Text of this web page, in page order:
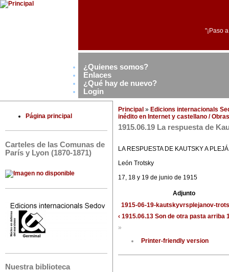
"¡Paso
¿Quienes somos?
Enlaces
¿Qué hay de nuevo?
Login
Página principal
Carteles de las Comunas de
París y Lyon (1870-1871)
Nuestra biblioteca
Principal » Edicions internacionals
inédito en Internet y castellano /
1915.06.19 La respuesta de
LA RESPUESTA DE KAUTSKY A
León Trotsky
17, 18 y 19 de junio de 1915
Adjunto
1915-06-19-kautskyvrsplejanov-
‹ 1915.06.13 Son de otra pasta arriba
»
Printer-friendly version